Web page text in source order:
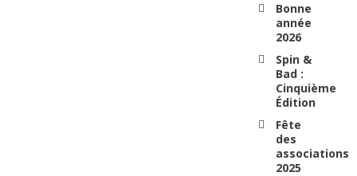
Bonne
année
2026
Spin &
Bad :
Cinquième
Édition
Fête
des
associations
2025